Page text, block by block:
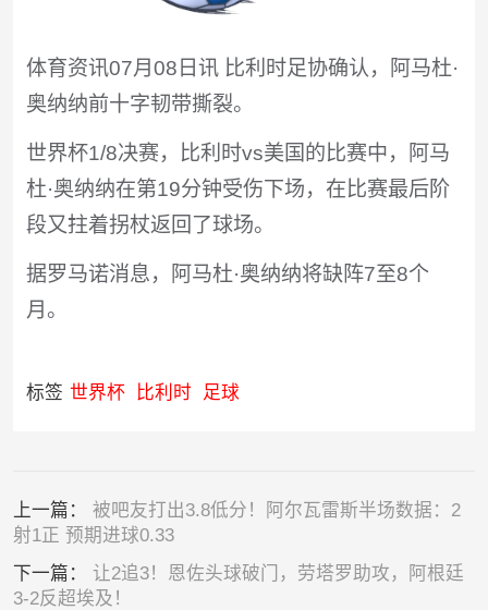
体育资讯07月08日讯 比利时足协确认，阿马杜·
奥纳纳前十字韧带撕裂。
世界杯1/8决赛，比利时vs美国的比赛中，阿马
杜·奥纳纳在第19分钟受伤下场，在比赛最后阶
段又拄着拐杖返回了球场。
据罗马诺消息，阿马杜·奥纳纳将缺阵7至8个
月。
标签 世界杯 比利时 足球
上一篇： 被吧友打出3.8低分！阿尔瓦雷斯半场数据：2
射1正 预期进球0.33
下一篇： 让2追3！恩佐头球破门，劳塔罗助攻，阿根廷
3-2反超埃及！